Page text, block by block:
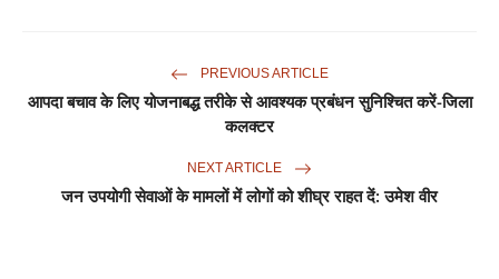
PREVIOUS ARTICLE
आपदा बचाव के लिए योजनाबद्ध तरीके से आवश्यक प्रबंधन सुनिश्चित करें-जिला
कलक्टर
NEXT ARTICLE
जन उपयोगी सेवाओं के मामलों में लोगों को शीघ्र राहत दें: उमेश वीर